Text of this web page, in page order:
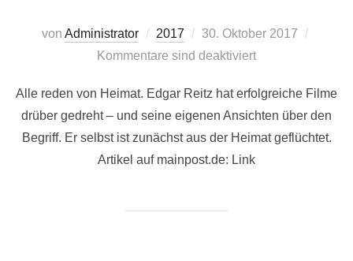
von Administrator 2017
Veröffentlicht
am
30. Oktober 2017
Kommentare sind deaktiviert
Alle reden von Heimat. Edgar Reitz hat erfolgreiche Filme
drüber gedreht – und seine eigenen Ansichten über den
Begriff. Er selbst ist zunächst aus der Heimat geflüchtet.
Artikel auf mainpost.de: Link